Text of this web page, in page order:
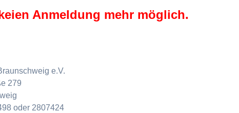
Anmeldung mehr möglich.
e.V.
279
oder 2807424